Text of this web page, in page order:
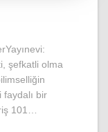
şefkatli olma
bir
101…